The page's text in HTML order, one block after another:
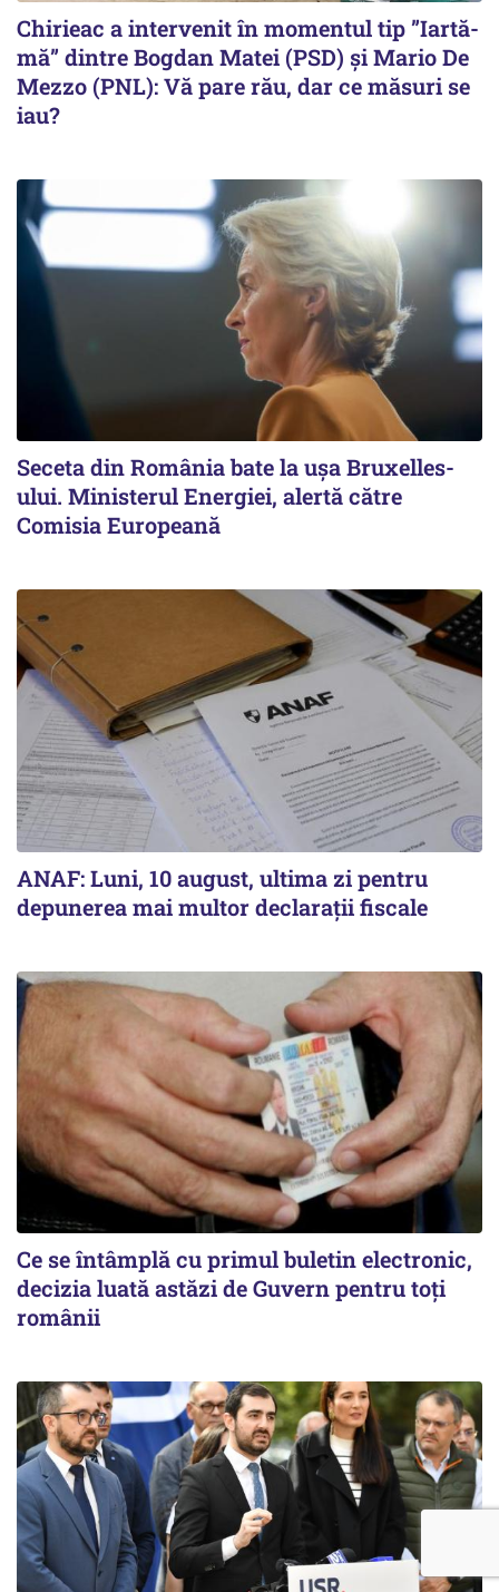
Chirieac a intervenit în momentul tip ”Iartă-
mă” dintre Bogdan Matei (PSD) și Mario De
Mezzo (PNL): Vă pare rău, dar ce măsuri se
iau?
Seceta din România bate la ușa Bruxelles-
ului. Ministerul Energiei, alertă către
Comisia Europeană
ANAF: Luni, 10 august, ultima zi pentru
depunerea mai multor declarații fiscale
Ce se întâmplă cu primul buletin electronic,
decizia luată astăzi de Guvern pentru toți
românii